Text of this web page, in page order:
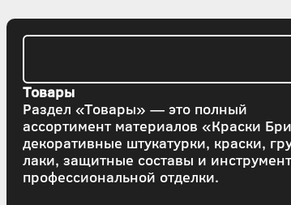
Товары
Раздел «Товары» — это полный
ассортимент материалов «Краски
декоративные штукатурки, краски,
лаки, защитные составы и
профессиональной отделки.